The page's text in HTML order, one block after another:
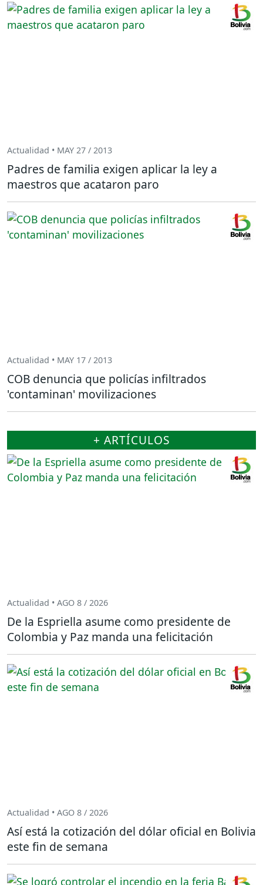
Actualidad • MAY 27 / 2013
Padres de familia exigen aplicar la ley a
maestros que acataron paro
Actualidad • MAY 17 / 2013
COB denuncia que policías infiltrados
'contaminan' movilizaciones
+ ARTÍCULOS
Actualidad • AGO 8 / 2026
De la Espriella asume como presidente de
Colombia y Paz manda una felicitación
Actualidad • AGO 8 / 2026
Así está la cotización del dólar oficial en Bolivia
este fin de semana